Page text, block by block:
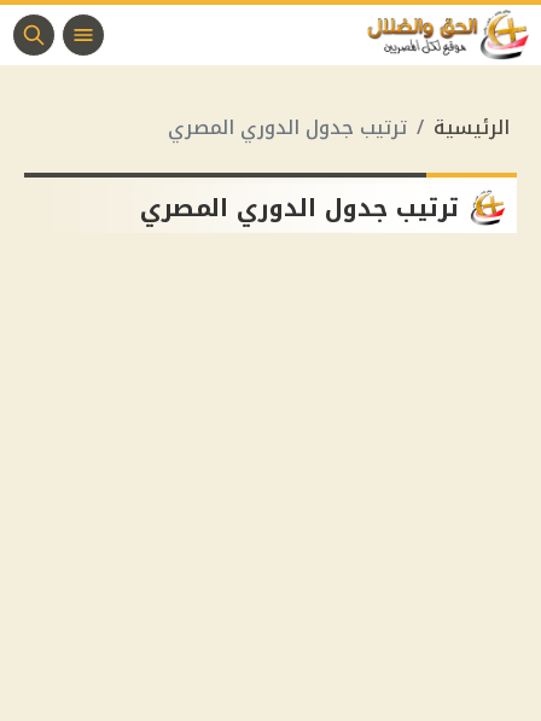
الرئيسية ترتيب جدول الدوري المصري
ترتيب جدول الدوري المصري